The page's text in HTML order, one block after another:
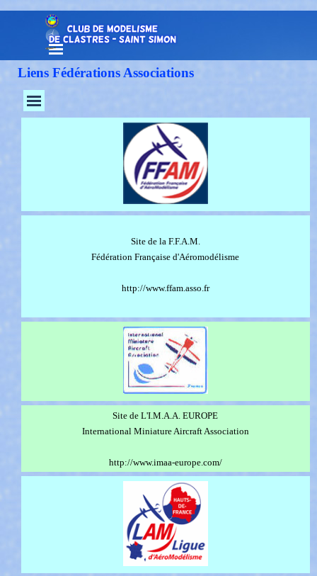
Sauter le menu
Liens Fédérations Associations
Sauter le menu
Site de la F.F.A.M.
Fédération Française d'Aéromodélisme
http://www.ffam.asso.fr
Site de L'I.M.A.A. EUROPE
International Miniature Aircraft Association
http://www.imaa-europe.com/